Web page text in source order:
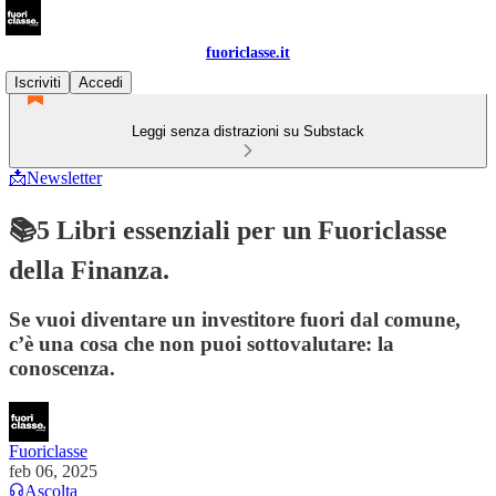
fuoriclasse.it
Iscriviti
Accedi
Leggi senza distrazioni su Substack
📩Newsletter
📚5 Libri essenziali per un Fuoriclasse
della Finanza.
Se vuoi diventare un investitore fuori dal comune,
c’è una cosa che non puoi sottovalutare: la
conoscenza.
Fuoriclasse
feb 06, 2025
Ascolta